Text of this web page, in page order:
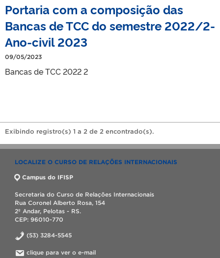
Portaria com a composição das
Bancas de TCC do semestre 2022/2-
Ano-civil 2023
09/05/2023
Bancas de TCC 2022 2
Exibindo registro(s) 1 a 2 de 2 encontrado(s).
LOCALIZE O CURSO DE RELAÇÕES INTERNACIONAIS
Campus do IFISP
Secretaria do Curso de Relações Internacionais
Rua Coronel Alberto Rosa, 154
2º Andar, Pelotas - RS.
CEP: 96010-770
(53) 3284-5545
clique para ver o e-mail